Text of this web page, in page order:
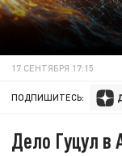
17 СЕНТЯБРЯ 17:15
ПОДПИШИТЕСЬ:
Дело Гуцул в